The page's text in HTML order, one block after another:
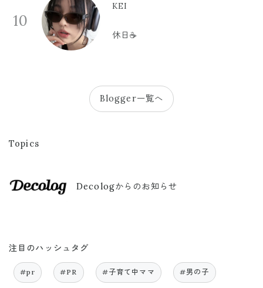
10
KEI
休日☕️
Blogger一覧へ
Topics
Decologからのお知らせ
注目のハッシュタグ
#pr #PR #子育て中ママ #男の子